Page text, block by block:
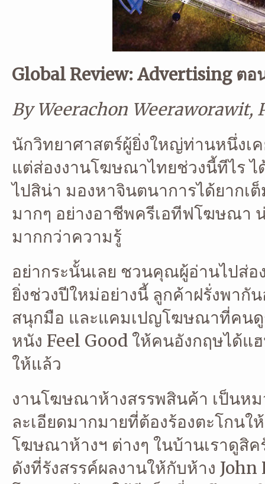
Global Review: Advertising ตอ
By Weerachon Weeraworawit,
นักวิทยาศาสตร์ผู้ยิ่งใหญ่ท่านหนึ่งเ
แต่ส่องงานโฆษณาไทยช่วงนี้ทีไร
ไปสิน่า มองหาจินตนาการได้ยากเ
มากๆ อย่างอาชีพครีเอทีฟโฆษณา
มากกว่าความรู้
อย่ากระนั้นเลย ชวนคุณผู้อ่านไปส่
ยิ่งช่วงปีใหม่อย่างนี้ ลูกค้าฝรั่งพา
สนุกมือ และแคมเปญโฆษณาที่คนดู
หนัง Feel Good ให้คนอังกฤษได้แ
ให้แล้ว
งานโฆษณาห้างสรรพสินค้า เป็นห
ละเอียดมากมายที่ต้องร้องตะโกนใ
โฆษณาห้างฯ ต่างๆ ในบ้านเราดูสิ
ดังที่รังสรรค์ผลงานให้กับห้าง